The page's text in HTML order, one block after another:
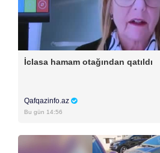
İclasa hamam otağından qatıldı
Qafqazinfo.az
Bu gün 14:56